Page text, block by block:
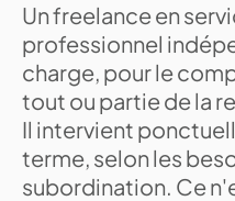
Un freelance en
professionnel
charge, pour le
tout ou partie de la
Il intervient
terme, selon les
subordination. Ce